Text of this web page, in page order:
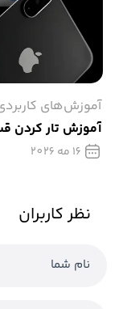
آموزش‌های
آموزش تار كردن
16 مه 2026
نظر کاربران